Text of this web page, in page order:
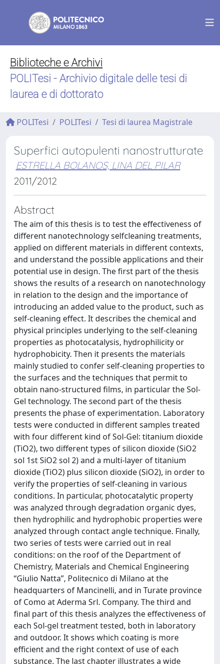
Biblioteche e Archivi
POLITesi - Archivio digitale delle tesi di
laurea e di dottorato
POLITesi POLITesi Tesi di laurea Magistrale
Superfici autopulenti nanostrutturate
ESTRELLA BOLANOS, LINA DEL PILAR
2011/2012
Abstract
The aim of this thesis is to test the effectiveness of
different nanotechnology selfcleaning treatments,
applied on different materials in different contexts,
and understand the possible applications and their
potential use in design. The first part of the thesis
shows the results of a research on nanotechnology
in relation to the design and the importance of
introducing an added value to the product, such as
self-cleaning effect. It describes the chemical and
physical principles underlying to the self-cleaning
properties as photocatalysis, hydrophilicity or
hydrophobicity. Then it presents the materials
mainly studied to confer self-cleaning properties to
the surfaces and the techniques that permit to
obtain nano-structured films, in particular the Sol-
Gel technology. The second part of the thesis
presents the phase of experimentation. Laboratory
tests were conducted in different samples treated
with four different kind of Sol-Gel: titanium dioxide
(TiO2), two different types of silicon dioxide (SiO2
sol 1st SiO2 sol 2) and a multi-layer of titanium
dioxide (TiO2) plus silicon dioxide (SiO2), in order to
verify the properties of self-cleaning in various
conditions. In particular, photocatalytic property
was analyzed through degradation organic dyes,
then hydrophilic and hydrophobic properties were
analyzed through contact angle technique. Finally,
two series of tests were carried out in real
conditions: on the roof of the Department of
Chemistry, Materials and Chemical Engineering
“Giulio Natta”, Politecnico di Milano at the
headquarters of Mancinelli, and in Turate province
of Como at Aderma Srl. Company. The third and
final part of this thesis analyzes the effectiveness of
each Sol-gel treatment tested, both in laboratory
and outdoor. It shows which coating is more
efficient and the right context of use of each
substance. The last chapter illustrates a wide